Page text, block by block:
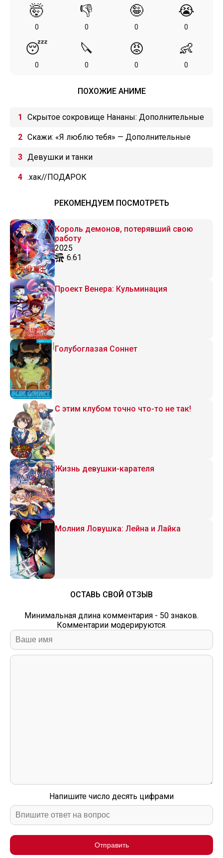
🤯
0
👎
0
🤪
0
😭
0
😴
0
🔪
0
😡
0
👶
0
ПОХОЖИЕ АНИМЕ
Скрытое сокровище Нананы: Дополнительные
эпизоды
Скажи: «Я люблю тебя» — Дополнительные
эпизоды
Девушки и танки
.хак//ПОДАРОК
РЕКОМЕНДУЕМ ПОСМОТРЕТЬ
Король демонов, потерявший свою
работу
2025
6.61
Проект Венера: Кульминация
Голубоглазая Соннет
С этим клубом точно что-то не так!
Жизнь девушки-карателя
Молния Ловушка: Лейна и Лайка
ОСТАВЬ СВОЙ ОТЗЫВ
Минимальная длина комментария - 50 знаков.
Комментарии модерируются.
Напишите число десять цифрами
Отправить